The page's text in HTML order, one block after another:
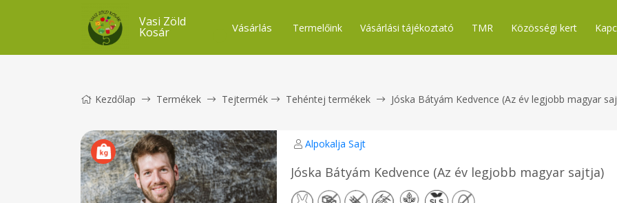
Vasi Zöld
Kosár Vásárlás Termelőink Vásárlási tájékoztató TMR Közösségi kert
Kezdőlap Termékek Tejtermék Tehéntej termékek Jóska Bátyám Kedvence (Az év legjobb magyar
Alpokalja Sajt
Jóska Bátyám Kedvence (Az év legjobb magyar sajtja)